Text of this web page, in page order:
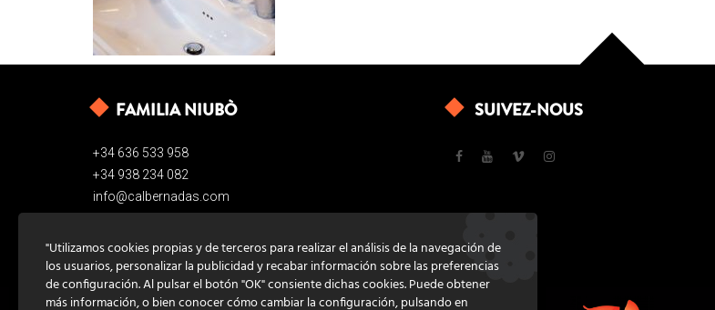
FAMILIA NIUBÒ
+34 636 533 958
+34 938 234 082
info@calbernadas.com
SUIVEZ-NOUS
"Utilizamos cookies propias y de terceros para realizar el análisis de la navegación de
los usuarios, personalizar la publicidad y recabar información sobre las preferencias
de configuración. Al pulsar el botón "OK" consiente dichas cookies. Puede obtener
más información, o bien conocer cómo cambiar la configuración, pulsando en